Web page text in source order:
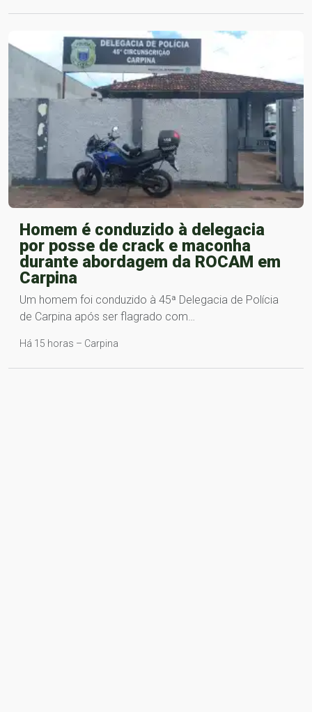
Homem é conduzido à delegacia
por posse de crack e maconha
durante abordagem da ROCAM em
Carpina
Um homem foi conduzido à 45ª Delegacia de Polícia
de Carpina após ser flagrado com…
Há 15 horas – Carpina